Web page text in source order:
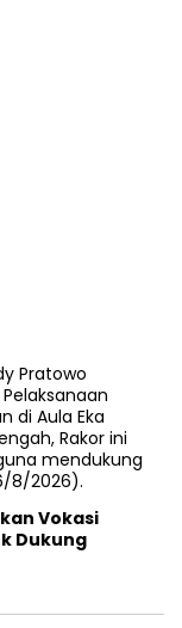
Vokasi
Dukung